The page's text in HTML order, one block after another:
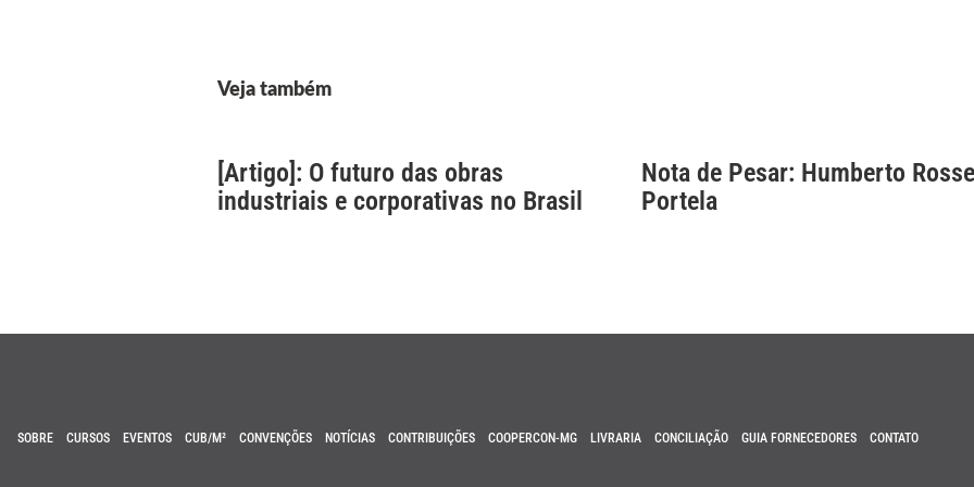
Veja também
[Artigo]: O futuro das obras
industriais e corporativas no Brasil
Nota de Pesar: Humberto
Portela
SOBRE CURSOS EVENTOS CUB/M² CONVENÇÕES NOTÍCIAS CONTRIBUIÇÕES COOPERCON-MG LIVRARIA CONCILIAÇÃO GUIA FORNECEDORES CONTATO